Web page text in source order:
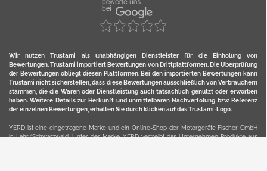
Wir nutzen Trustami als unabhängigen Dienstleister für die Einholung von
Bewertungen. Trustami importiert Bewertungen von Drittplattformen. Die Überprüfung
der Bewertungen obliegt diesen Plattformen. Bei den importierten Bewertungen kann
Trustami nicht sicherstellen, dass diese Bewertungen ausschließlich von Verbrauchern
stammen, die die Waren oder Dienstleistung auch tatsächlich genutzt oder erworben
haben. Weitere Details zur Herkunft und unmittelbaren Nachverfolung bzw. Referenz
der einzelnen Bewertungen, erhalten Sie durch klicken auf das Trustami-Logo.
YERD ist eine eingetragene Marke und ein Online-Shop der Motorgeräte Fischer GmbH
in Lahr/Schwarzwald. Unter der Marke YERD vertreibt das Unternehmen Produkte aus